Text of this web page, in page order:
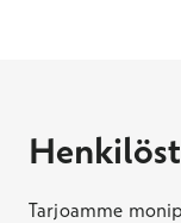
Tarjoamme